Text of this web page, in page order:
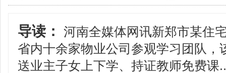
导读：
河南全媒体网讯新郑市某住
省内十余家物业公司参观学习团队，
送业主子女上下学、持证教师免费课